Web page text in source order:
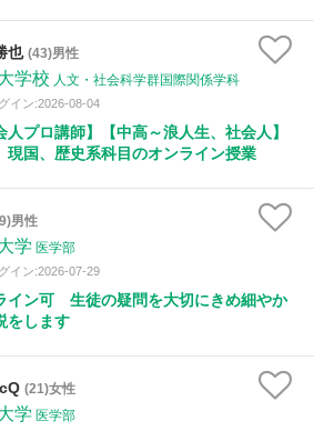
也 (43)男性
学校 人文・社会科学群国際関係学科
イン:2026-08-04
人プロ講師】【中高～浪人生、社会人】
現国、歴史系科目のオンライン授業
男性
学 医学部
イン:2026-07-29
イン可 生徒の疑問を大切にきめ細やか
をします
(21)女性
学 医学部